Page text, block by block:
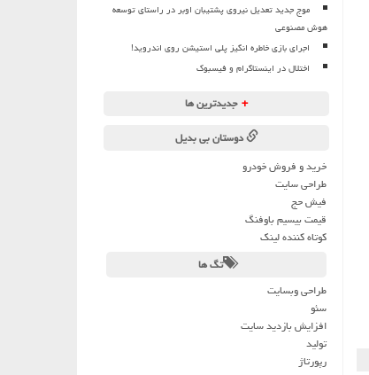
موج جدید تعدیل نیروی پشتیبان اوبر در راستای توسعه
هوش مصنوعی
اجرای بازی خاطره انگیز پلی استیشن روی اندروید!
اختلال در اینستاگرام و فیسبوک
+ جدیدترین ها
دوستان بی بدیل
خرید و فروش خودرو
طراحی سایت
فیش حج
قیمت بیسیم باوفنگ
کوتاه کننده لینک
تگ ها
طراحی وبسایت
سئو
افزایش بازدید سایت
تولید
رپورتاژ